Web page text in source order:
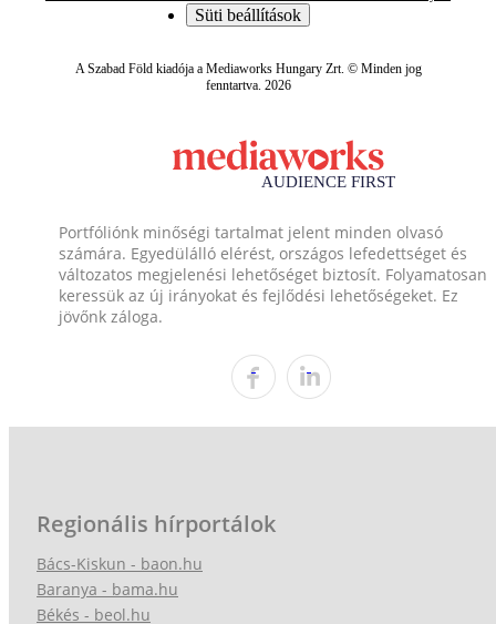
Süti beállítások
A Szabad Föld kiadója a Mediaworks Hungary Zrt. © Minden jog
fenntartva. 2026
Portfóliónk minőségi tartalmat jelent minden olvasó
számára. Egyedülálló elérést, országos lefedettséget és
változatos megjelenési lehetőséget biztosít. Folyamatosan
keressük az új irányokat és fejlődési lehetőségeket. Ez
jövőnk záloga.
Regionális hírportálok
Bács-Kiskun - baon.hu
Baranya - bama.hu
Békés - beol.hu